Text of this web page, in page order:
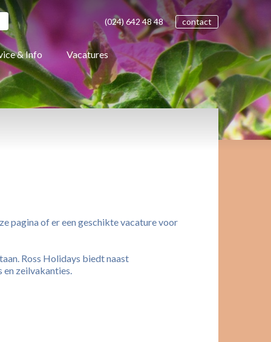
(024) 642 4848 contact
& Info Vacatures
pagina of er een geschikte vacature voor
Ross Holidays biedt naast
en zeilvakanties.